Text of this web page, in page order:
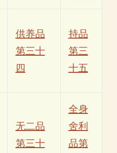
供养品
第三十
四
持品
第三
十五
无二品
第三十
全身
舍利
品第